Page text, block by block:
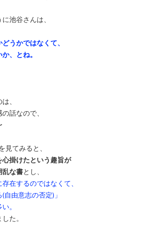
池谷さんは、
うかではなくて、
、とね。
、
話なので、
見てみると、
掛けたという趣旨が
乱な書とし、
在するのではなくて、
由意志の否定)」
。
た。